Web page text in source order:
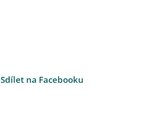
Sdílet na Facebooku